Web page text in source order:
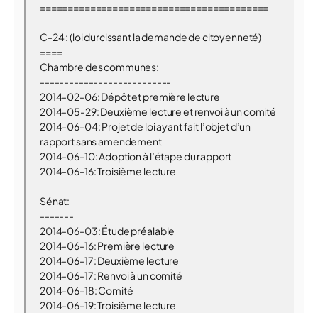
=========================================
C-24 : (loi durcissant la demande de citoyenneté)
====
Chambre des communes:
---------------------------
2014-02-06: Dépôt et première lecture
2014-05-29: Deuxième lecture et renvoi à un comité
2014-06-04: Projet de loi ayant fait l’objet d’un
rapport sans amendement
2014-06-10: Adoption à l’étape du rapport
2014-06-16: Troisième lecture
Sénat:
-------
2014-06-03: Étude préalable
2014-06-16: Première lecture
2014-06-17: Deuxième lecture
2014-06-17: Renvoi à un comité
2014-06-18: Comité
2014-06-19: Troisième lecture